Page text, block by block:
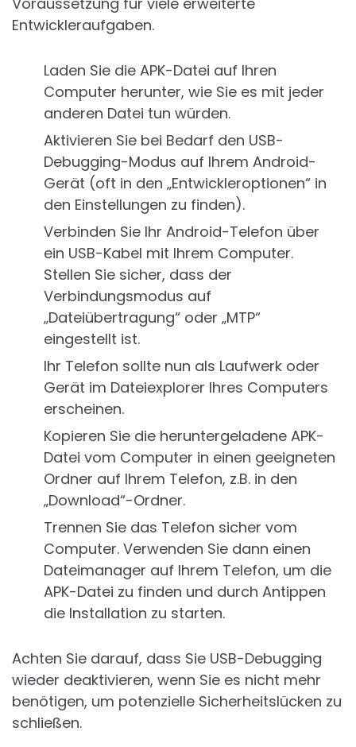
Entwickleraufgaben.
Laden Sie die APK-Datei auf Ihren
Computer herunter, wie Sie es mit jeder
anderen Datei tun würden.
Aktivieren Sie bei Bedarf den USB-
Debugging-Modus auf Ihrem Android-
Gerät (oft in den „Entwickleroptionen“ in
den Einstellungen zu finden).
Verbinden Sie Ihr Android-Telefon über
ein USB-Kabel mit Ihrem Computer.
Stellen Sie sicher, dass der
Verbindungsmodus auf
„Dateiübertragung“ oder „MTP“
eingestellt ist.
Ihr Telefon sollte nun als Laufwerk oder
Gerät im Dateiexplorer Ihres Computers
erscheinen.
Kopieren Sie die heruntergeladene APK-
Datei vom Computer in einen geeigneten
Ordner auf Ihrem Telefon, z.B. in den
„Download“-Ordner.
Trennen Sie das Telefon sicher vom
Computer. Verwenden Sie dann einen
Dateimanager auf Ihrem Telefon, um die
APK-Datei zu finden und durch Antippen
die Installation zu starten.
Achten Sie darauf, dass Sie USB-Debugging
wieder deaktivieren, wenn Sie es nicht mehr
benötigen, um potenzielle Sicherheitslücken zu
schließen.